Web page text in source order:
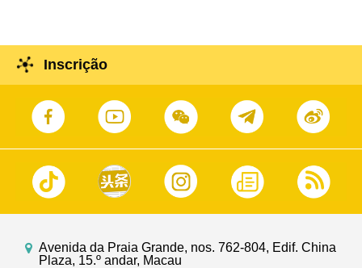
Inscrição
Avenida da Praia Grande, nos. 762-804, Edif. China
Plaza, 15.º andar, Macau